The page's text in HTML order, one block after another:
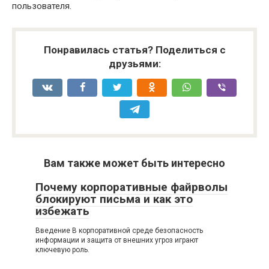
пользователя.
Понравилась статья? Поделиться с
друзьями:
Вам также может быть интересно
Почему корпоративные файрволы
блокируют письма и как это
избежать
Введение В корпоративной среде безопасность
информации и защита от внешних угроз играют
ключевую роль.